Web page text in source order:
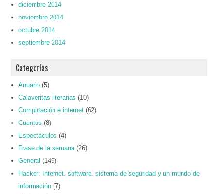
diciembre 2014
noviembre 2014
octubre 2014
septiembre 2014
Categorías
Anuario (5)
Calaveritas literarias (10)
Computación e internet (62)
Cuentos (8)
Espectáculos (4)
Frase de la semana (26)
General (149)
Hacker: Internet, software, sistema de seguridad y un mundo de
información (7)